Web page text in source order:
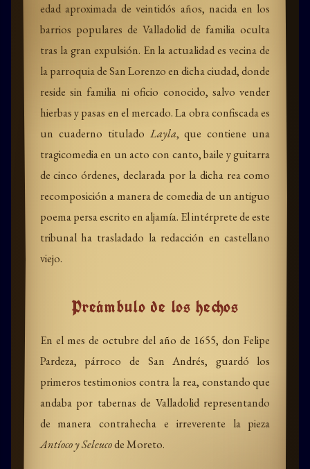
edad aproximada de veintidós años, nacida en los
barrios populares de Valladolid de familia oculta
tras la gran expulsión. En la actualidad es vecina de
la parroquia de San Lorenzo en dicha ciudad, donde
reside sin familia ni oficio conocido, salvo vender
hierbas y pasas en el mercado. La obra confiscada es
un cuaderno titulado Layla, que contiene una
tragicomedia en un acto con canto, baile y guitarra
de cinco órdenes, declarada por la dicha rea como
recomposición a manera de comedia de un antiguo
poema persa escrito en aljamía. El intérprete de este
tribunal ha trasladado la redacción en castellano
viejo.
Preámbulo de los hechos
En el mes de octubre del año de 1655, don Felipe
Pardeza, párroco de San Andrés, guardó los
primeros testimonios contra la rea, constando que
andaba por tabernas de Valladolid representando
de manera contrahecha e irreverente la pieza
Antíoco y Seleucode Moreto.